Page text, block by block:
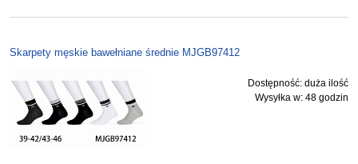
Skarpety męskie bawełniane średnie MJGB97412
Dostępność: duża ilość
Wysyłka w: 48 godzin